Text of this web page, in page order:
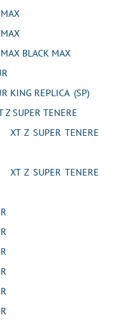
BLACK MAX
REPLICA (SP)
TENERE
Z SUPER TENERE
Z SUPER TENERE